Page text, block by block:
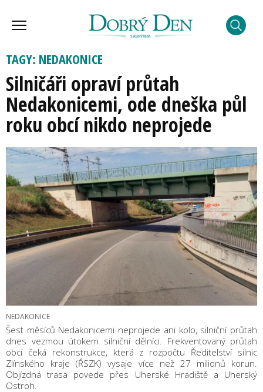
TAGY: NEDAKONICE
Silničáři opraví průtah
Nedakonicemi, ode dneška půl
roku obcí nikdo neprojede
NEDAKONICE
Šest měsíců Nedakonicemi neprojede ani kolo, silniční průtah
dnes vezmou útokem silniční dělníci. Frekventovaný průtah
obcí čeká rekonstrukce, která z rozpočtu Ředitelství silnic
Zlínského kraje (ŘSZK) vysaje více než 27 milionů korun.
Objízdná trasa povede přes Uherské Hradiště a Uherský
Ostroh.